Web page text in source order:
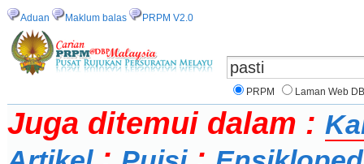
Aduan Maklum balas PRPM V2.0
PRPM Laman Web
Juga ditemui dalam :